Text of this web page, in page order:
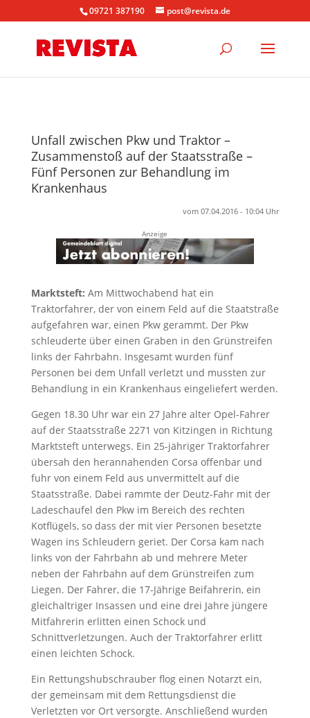
09721 387190 post@revista.de
Unfall zwischen Pkw und Traktor –
Zusammenstoß auf der Staatsstraße –
Fünf Personen zur Behandlung im
Krankenhaus
vom 07.04.2016 - 10:04 Uhr
Anzeige
Marktsteft: Am Mittwochabend hat ein
Traktorfahrer, der von einem Feld auf die Staatstraße
aufgefahren war, einen Pkw gerammt. Der Pkw
schleuderte über einen Graben in den Grünstreifen
links der Fahrbahn. Insgesamt wurden fünf
Personen bei dem Unfall verletzt und mussten zur
Behandlung in ein Krankenhaus eingeliefert werden.
Gegen 18.30 Uhr war ein 27 Jahre alter Opel-Fahrer
auf der Staatsstraße 2271 von Kitzingen in Richtung
Marktsteft unterwegs. Ein 25-jähriger Traktorfahrer
übersah den herannahenden Corsa offenbar und
fuhr von einem Feld aus unvermittelt auf die
Staatsstraße. Dabei rammte der Deutz-Fahr mit der
Ladeschaufel den Pkw im Bereich des rechten
Kotflügels, so dass der mit vier Personen besetzte
Wagen ins Schleudern geriet. Der Corsa kam nach
links von der Fahrbahn ab und mehrere Meter
neben der Fahrbahn auf dem Grünstreifen zum
Liegen. Der Fahrer, die 17-Jährige Beifahrerin, ein
gleichaltriger Insassen und eine drei Jahre jüngere
Mitfahrerin erlitten einen Schock und
Schnittverletzungen. Auch der Traktorfahrer erlitt
einen leichten Schock.
Ein Rettungshubschrauber flog einen Notarzt ein,
der gemeinsam mit dem Rettungsdienst die
Verletzten vor Ort versorgte. Anschließend wurden